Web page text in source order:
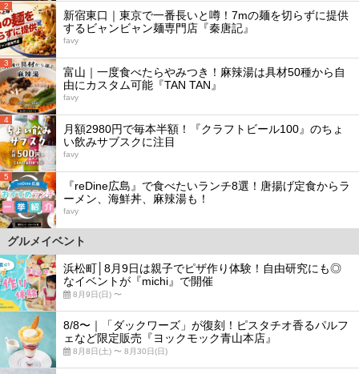
2
新宿東口｜東京で一番長いと噂！7mの麺を切らずに提供
するビャンビャン麺専門店『秦唐記』
favy
3
富山｜一度食べたらやみつき！麻辣湯は具材50種から自
由にカスタム可能『TAN TAN』
favy
4
月額2980円で毎本半額！『クラフトビール100』のちょ
い飲みサブスクに注目
favy
5
『reDine広島』で食べたいランチ8選！唐揚げ定食からラ
ーメン、海鮮丼、麻辣湯も！
favy
グルメイベント
浜松町│8月9日は親子でピザ作り体験！自由研究にも◎
なイベントが『michi』で開催
8月9日(日) 〜
8/8〜｜「ダックワーズ」が復刻！ピスタチオ香るパルフ
ェなど限定販売『ヨックモック青山本店』
8月8日(土) 〜 8月30日(日)